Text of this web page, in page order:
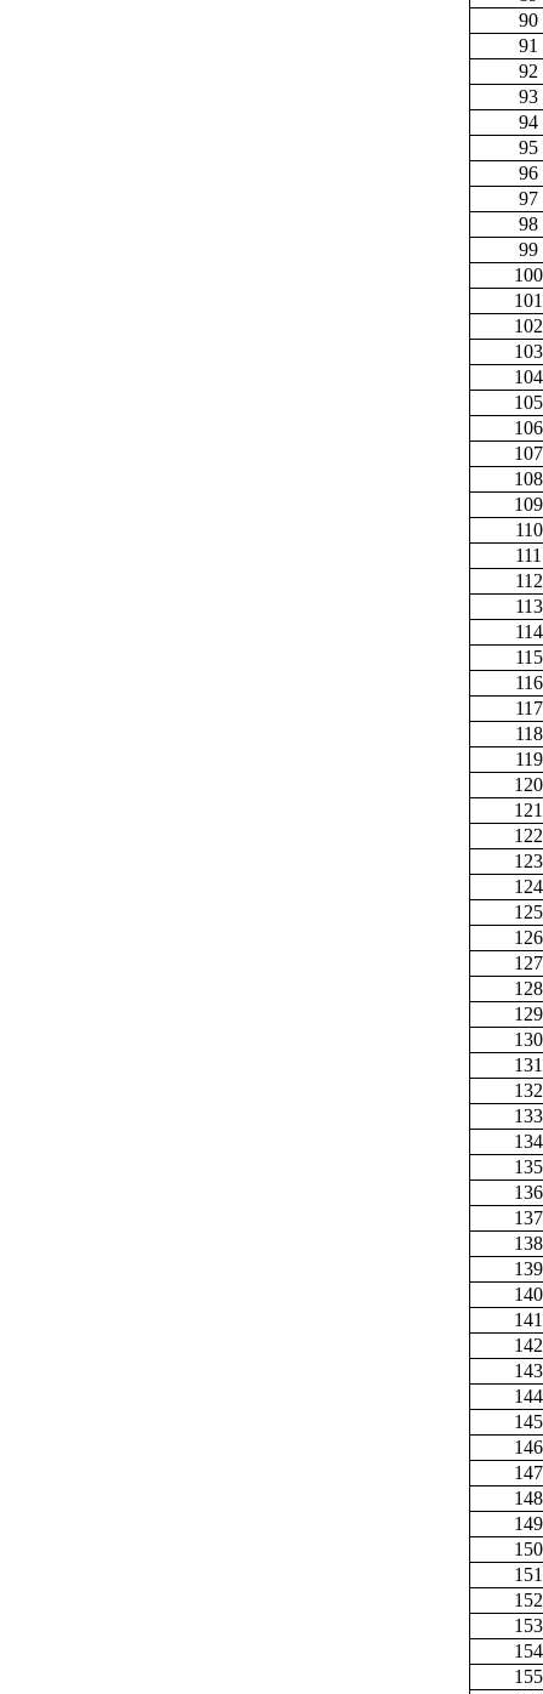
90
91
92
93
94
95
96
97
98
99
100
101
102
103
104
105
106
107
108
109
110
111
112
113
114
115
116
117
118
119
120
121
122
123
124
125
126
127
128
129
130
131
132
133
134
135
136
137
138
139
140
141
142
143
144
145
146
147
148
149
150
151
152
153
154
155